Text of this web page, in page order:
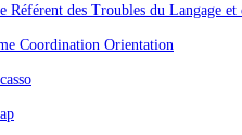
Référent des Troubles du Langage et
Coordination Orientation